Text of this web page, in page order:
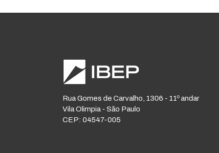
Rua Gomes de Carvalho, 1306 - 11º andar
Vila Olimpia - São Paulo
CEP: 04547-005